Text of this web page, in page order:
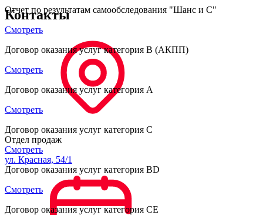
Отчет по результатам самообследования "Шанс и С"
Смотреть
Договор оказания услуг категория B (АКПП)
Смотреть
Договор оказания услуг категория A
Смотреть
Договор оказания услуг категория С
Смотреть
Договор оказания услуг категория BD
Смотреть
Договор оказания услуг категория CE
Контакты
Отдел продаж
ул. Красная, 54/1